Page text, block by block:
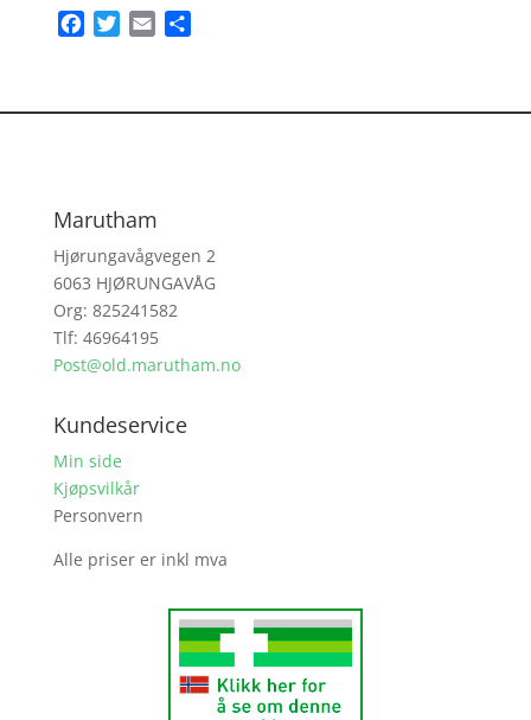
FacebookTwitter
Email
Marutham
Hjørungavågvegen 2
6063 HJØRUNGAVÅG
Org: 825241582
Tlf: 46964195
Post@old.marutham.no
Kundeservice
Min side
Kjøpsvilkår
Personvern
Alle priser er inkl mva